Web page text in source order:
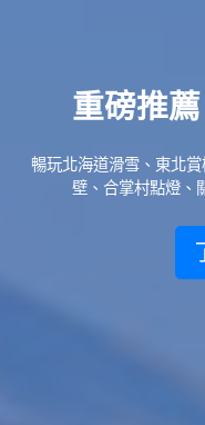
重磅推
暢玩北海道滑雪、東北
壁、合掌村點燈、